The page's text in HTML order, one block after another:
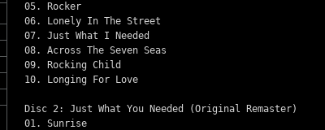
05. Rocker
06. Lonely In The Street
07. Just What I Needed
08. Across The Seven Seas
09. Rocking Child
10. Longing For Love
Disc 2: Just What You Needed (Original Remaster)
01. Sunrise